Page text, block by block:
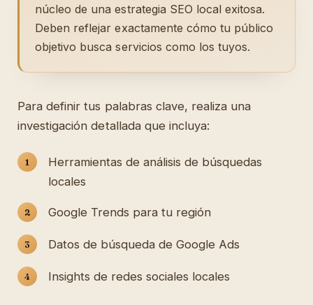
núcleo de una estrategia SEO local exitosa.
Deben reflejar exactamente cómo tu público
objetivo busca servicios como los tuyos.
Para definir tus palabras clave, realiza una
investigación detallada que incluya:
Herramientas de análisis de búsquedas
locales
Google Trends para tu región
Datos de búsqueda de Google Ads
Insights de redes sociales locales